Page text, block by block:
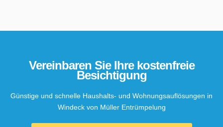
Vereinbaren Sie Ihre kostenfreie
Besichtigung
Günstige und schnelle Haushalts- und Wohnungsauflösungen in
Windeck von Müller Entrümpelung